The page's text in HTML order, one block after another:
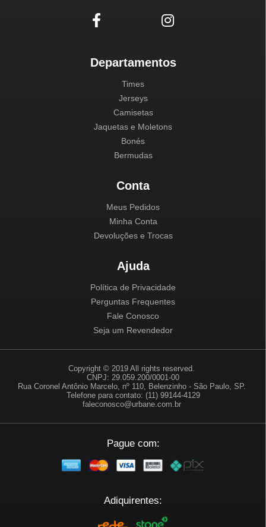
Departamentos
Times
Jerseys
Camisetas
Jaquetas e Moletons
Bonés
Bermudas
Conta
Meus Pedidos
Minha Conta
Devoluções e Trocas
Ajuda
Política de Privacidade
Perguntas Frequentes
Fale Conosco
Seja um Revendedor
Copyright © 2019 All rights reserved.
CNPJ: 29.059.200/0001-00
Rua Coronel Antônio Marcelo, nº 110, Belenzinho - São Paulo, SP.
Telefone para contato: (11) 99144-4129
faleconosco@urbane.com.br
Pague com:
Adiquirentes: